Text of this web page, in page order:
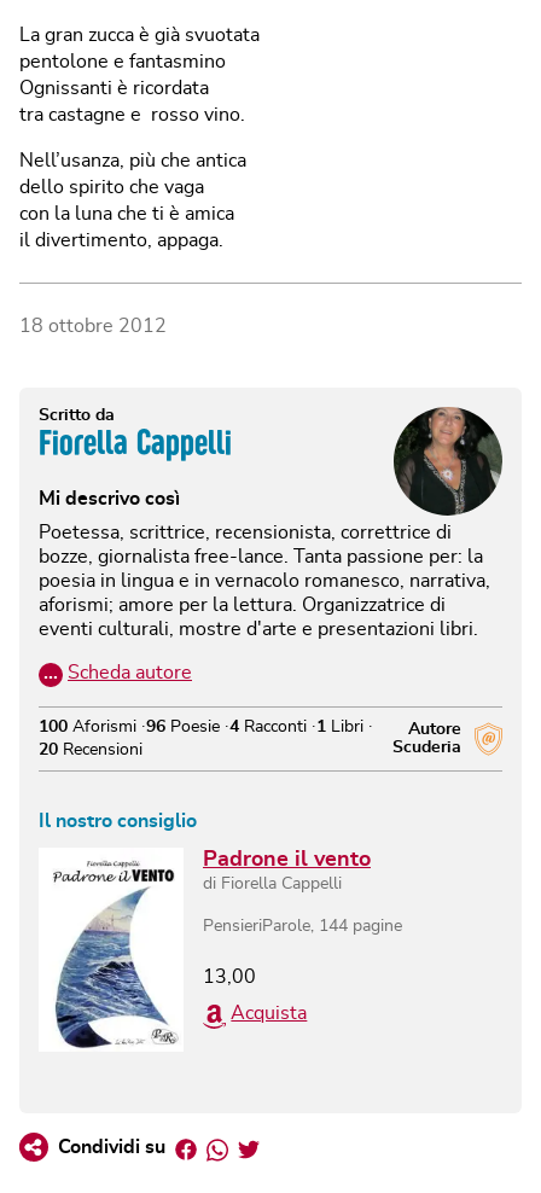
La gran zucca è già svuotata
pentolone e fantasmino
Ognissanti è ricordata
tra castagne e rosso vino.
Nell’usanza, più che antica
dello spirito che vaga
con la luna che ti è amica
il divertimento, appaga.
18 ottobre 2012
Scritto da
Fiorella Cappelli
Mi descrivo così
Poetessa, scrittrice, recensionista, correttrice di
bozze, giornalista free-lance. Tanta passione per: la
poesia in lingua e in vernacolo romanesco, narrativa,
aforismi; amore per la lettura. Organizzatrice di
eventi culturali, mostre d'arte e presentazioni libri.
… Scheda autore
Autore
Scuderia
100 Aforismi 96 Poesie 4 Racconti 1
Libri
20 Recensioni
Il nostro consiglio
Padrone il vento
di Fiorella Cappelli
PensieriParole 144 pagine
13,00
Acquista
Condividi su Facebook
Whatsapp
Twitter